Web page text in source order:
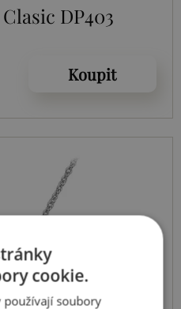
DP403
Koupit
cookie.
používají soubory